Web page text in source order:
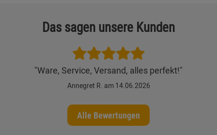
Das sagen unsere Kunden
"Ware, Service, Versand, alles perfekt!"
Annegret R. am 14.06.2026
Alle Bewertungen